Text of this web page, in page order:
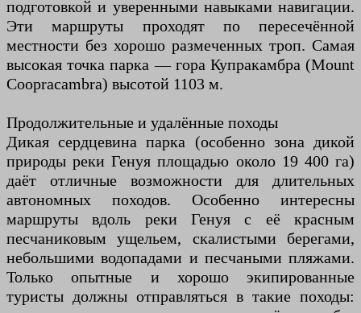
подготовкой и уверенными навыками навигации.
Эти маршруты проходят по пересечённой
местности без хорошо размеченных троп. Самая
высокая точка парка — гора Купракамбра (Mount
Coopracambra) высотой 1103 м.
Продолжительные и удалённые походы
Дикая сердцевина парка (особенно зона дикой
природы реки Генуя площадью около 19 400 га)
даёт отличные возможности для длительных
автономных походов. Особенно интересны
маршруты вдоль реки Генуя с её красным
песчаниковым ущельем, скалистыми берегами,
небольшими водопадами и песчаными пляжами.
Только опытные и хорошо экипированные
туристы должны отправляться в такие походы: